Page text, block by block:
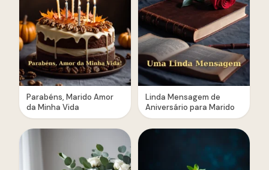
Parabéns, Marido Amor
da Minha Vida
Linda Mensagem de
Aniversário para Marido